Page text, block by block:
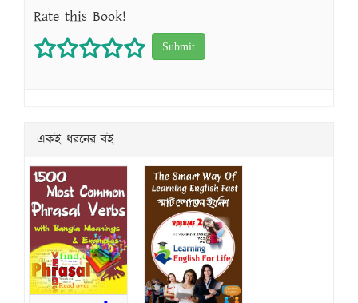
Rate this Book!
5 stars
4 stars
3 stars
2 stars
1 star
একই ধরনের বই